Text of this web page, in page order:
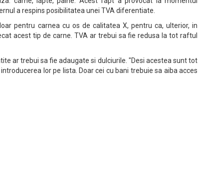
a respins posibilitatea unei TVA diferentiate.
pentru carnea cu os de calitatea X, pentru ca, ulterior, in
acest tip de carne. TVA ar trebui sa fie redusa la tot raftul
ar trebui sa fie adaugate si dulciurile. "Desi acestea sunt tot
lor pe lista. Doar cei cu bani trebuie sa aiba acces